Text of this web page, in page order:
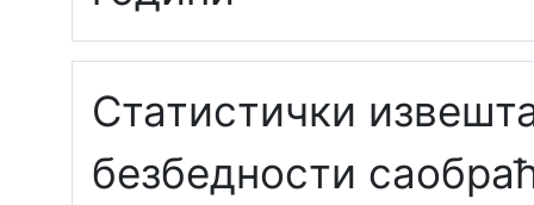
Статистички
безбедности